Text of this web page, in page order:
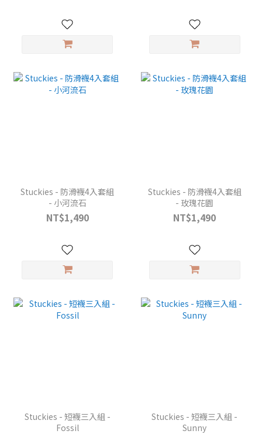
Stuckies - 防滑襪4入套組
- 小河流石
NT$1,490
Stuckies - 防滑襪4入套組
- 玫瑰花園
NT$1,490
Stuckies - 短襪三入組 -
Fossil
Stuckies - 短襪三入組 -
Sunny